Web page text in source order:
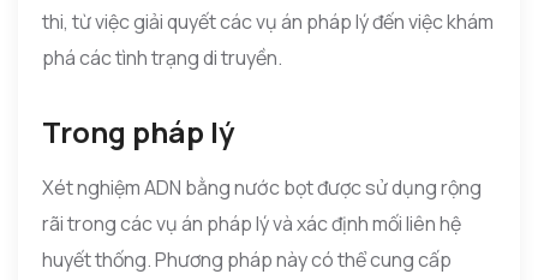
thi, từ việc giải quyết các vụ án pháp lý đến việc khám
phá các tình trạng di truyền.
Trong pháp lý
Xét nghiệm ADN bằng nước bọt được sử dụng rộng
rãi trong các vụ án pháp lý và xác định mối liên hệ
huyết thống. Phương pháp này có thể cung cấp